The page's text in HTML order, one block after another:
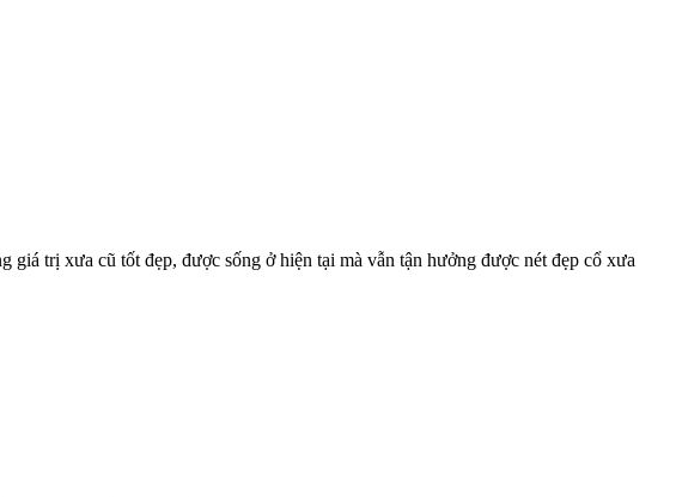
trị xưa cũ tốt đẹp, được sống ở hiện tại mà vẫn tận hưởng được nét đẹp cổ xưa